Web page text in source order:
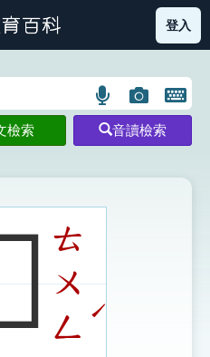
圖示 部首索引表圖示
登入
語
言
搜
示
圖
片
搜
開
鍵
圖
檢索 音讀檢索
ㄊ
ㄨ
ㄥ
ˊ